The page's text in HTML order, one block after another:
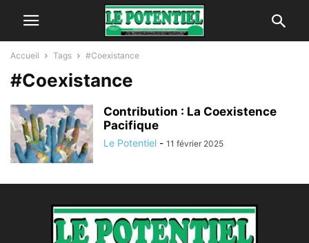
Accueil Tags #Coexistance
#Coexistance
Contribution : La Coexistence
Pacifique
Le Potentiel - 11 février 2025